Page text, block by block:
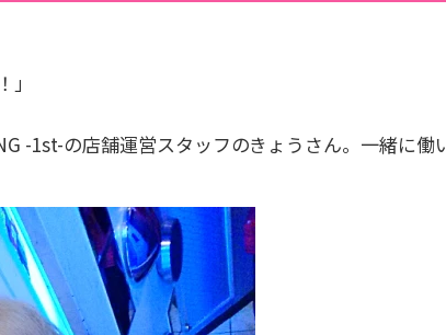
-1st-の店舗運営スタッフのきょうさん。一緒に働